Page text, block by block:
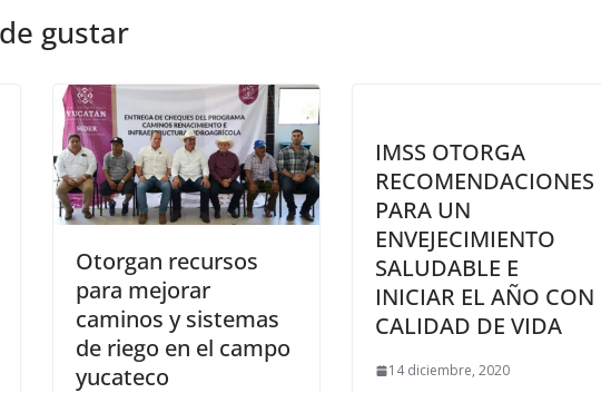
gustar
Otorgan recursos
para mejorar
caminos y sistemas
de riego en el campo
yucateco
IMSS OTORGA
RECOMENDACIONES
PARA UN
ENVEJECIMIENTO
SALUDABLE E
INICIAR EL AÑO CON
CALIDAD DE VIDA
14 diciembre, 2020